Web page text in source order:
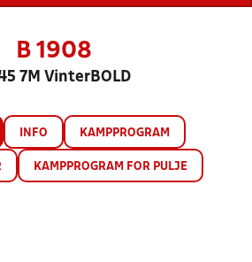
B 1908
7M VinterBOLD
INFO KAMPPROGRAM
KAMPPROGRAM FOR PULJE